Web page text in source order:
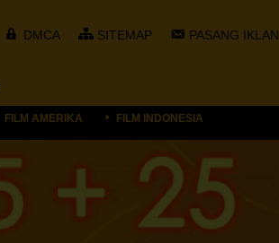
DMCA SITEMAP PASANG IKLAN
FILM AMERIKA FILM INDONESIA